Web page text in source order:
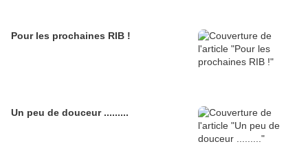
Pour les prochaines RIB !
Un peu de douceur .........